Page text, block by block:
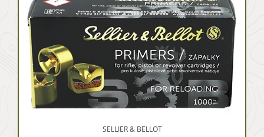
SELLIER & BELLOT